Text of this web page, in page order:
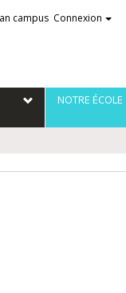
campus Connexion
NOTRE ÉCOLE